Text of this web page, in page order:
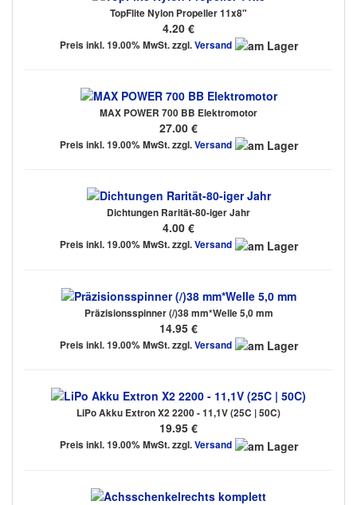
TopFlite Nylon Propeller 11x8"
4.20 €
Preis inkl. 19.00% MwSt. zzgl.Versand
MAX POWER 700 BB Elektromotor
27.00 €
Preis inkl. 19.00% MwSt. zzgl.Versand
Dichtungen Rarität-80-iger Jahr
4.00 €
Preis inkl. 19.00% MwSt. zzgl.Versand
Präzisionsspinner (/)38 mm*Welle 5,0 mm
14.95 €
Preis inkl. 19.00% MwSt. zzgl.Versand
LiPo Akku Extron X2 2200 - 11,1V (25C | 50C)
19.95 €
Preis inkl. 19.00% MwSt. zzgl.Versand